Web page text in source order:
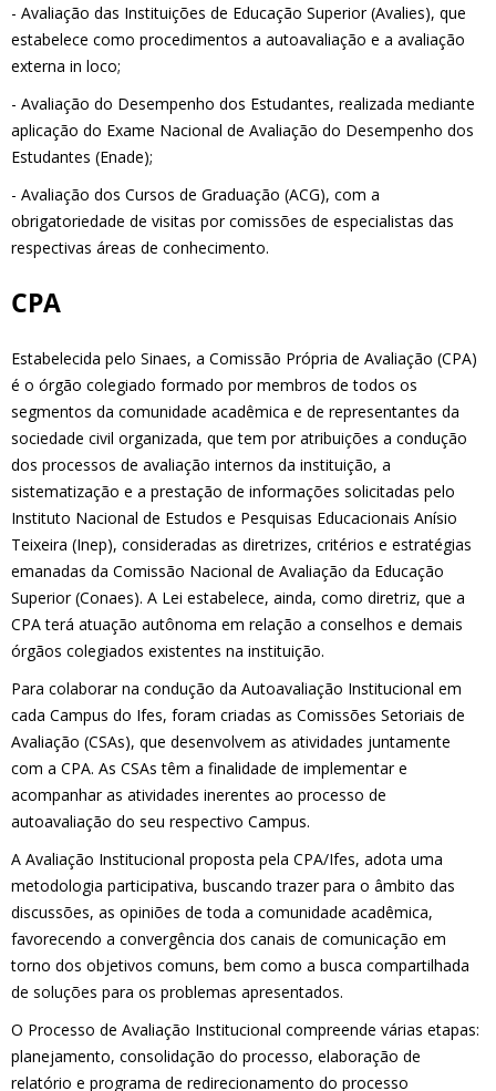
- Avaliação das Instituições de Educação Superior (Avalies), que
estabelece como procedimentos a autoavaliação e a avaliação
externa in loco;
- Avaliação do Desempenho dos Estudantes, realizada mediante
aplicação do Exame Nacional de Avaliação do Desempenho dos
Estudantes (Enade);
- Avaliação dos Cursos de Graduação (ACG), com a
obrigatoriedade de visitas por comissões de especialistas das
respectivas áreas de conhecimento.
CPA
Estabelecida pelo Sinaes, a Comissão Própria de Avaliação (CPA)
é o órgão colegiado formado por membros de todos os
segmentos da comunidade acadêmica e de representantes da
sociedade civil organizada, que tem por atribuições a condução
dos processos de avaliação internos da instituição, a
sistematização e a prestação de informações solicitadas pelo
Instituto Nacional de Estudos e Pesquisas Educacionais Anísio
Teixeira (Inep), consideradas as diretrizes, critérios e estratégias
emanadas da Comissão Nacional de Avaliação da Educação
Superior (Conaes). A Lei estabelece, ainda, como diretriz, que a
CPA terá atuação autônoma em relação a conselhos e demais
órgãos colegiados existentes na instituição.
Para colaborar na condução da Autoavaliação Institucional em
cada Campus do Ifes, foram criadas as Comissões Setoriais de
Avaliação (CSAs), que desenvolvem as atividades juntamente
com a CPA. As CSAs têm a finalidade de implementar e
acompanhar as atividades inerentes ao processo de
autoavaliação do seu respectivo Campus.
A Avaliação Institucional proposta pela CPA/Ifes, adota uma
metodologia participativa, buscando trazer para o âmbito das
discussões, as opiniões de toda a comunidade acadêmica,
favorecendo a convergência dos canais de comunicação em
torno dos objetivos comuns, bem como a busca compartilhada
de soluções para os problemas apresentados.
O Processo de Avaliação Institucional compreende várias etapas:
planejamento, consolidação do processo, elaboração de
relatório e programa de redirecionamento do processo